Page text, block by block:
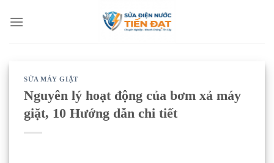
qua
SỬA MÁY GIẶT
Nguyên lý hoạt động của bơm xả máy
giặt, 10 Hướng dẫn chi tiết